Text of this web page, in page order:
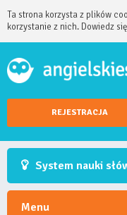
Ta strona korzysta z plików
korzystanie z nich. Dowiedz
REJESTRACJA
System nauki
Menu